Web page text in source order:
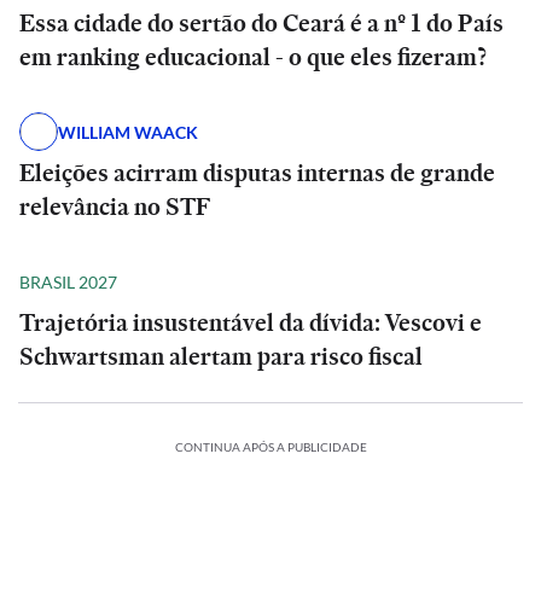
Essa cidade do sertão do Ceará é a nº 1 do País
em ranking educacional - o que eles fizeram?
WILLIAM WAACK
Eleições acirram disputas internas de grande
relevância no STF
BRASIL 2027
Trajetória insustentável da dívida: Vescovi e
Schwartsman alertam para risco fiscal
CONTINUA APÓS A PUBLICIDADE